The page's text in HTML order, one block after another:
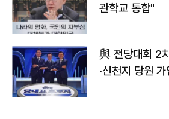
관학교 통합"
與 전당대회 2
·신천지 당원